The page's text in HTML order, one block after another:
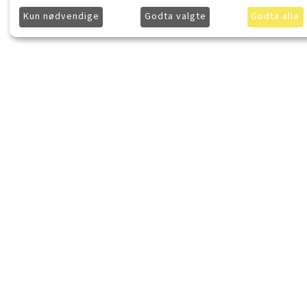
Kun nødvendige Godta valgte Godta alle